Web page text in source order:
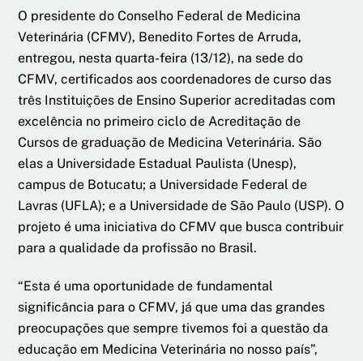
O presidente do Conselho Federal de Medicina
Veterinária (CFMV), Benedito Fortes de Arruda,
entregou, nesta quarta-feira (13/12), na sede do
CFMV, certificados aos coordenadores de curso das
três Instituições de Ensino Superior acreditadas com
excelência no primeiro ciclo de Acreditação de
Cursos de graduação de Medicina Veterinária. São
elas a Universidade Estadual Paulista (Unesp),
campus de Botucatu; a Universidade Federal de
Lavras (UFLA); e a Universidade de São Paulo (USP). O
projeto é uma iniciativa do CFMV que busca contribuir
para a qualidade da profissão no Brasil.
“Esta é uma oportunidade de fundamental
significância para o CFMV, já que uma das grandes
preocupações que sempre tivemos foi a questão da
educação em Medicina Veterinária no nosso país”,